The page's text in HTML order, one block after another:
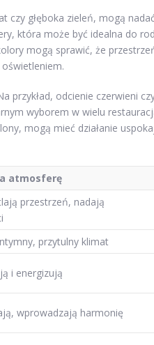
czy głęboka zieleń, mogą
która może być idealna do
mogą sprawić, że
przykład, odcienie czerwieni
wyborem w wielu
mogą mieć działanie
atmosferę
przestrzeń, nadają
przytulny klimat
i energizują
wprowadzają harmonię